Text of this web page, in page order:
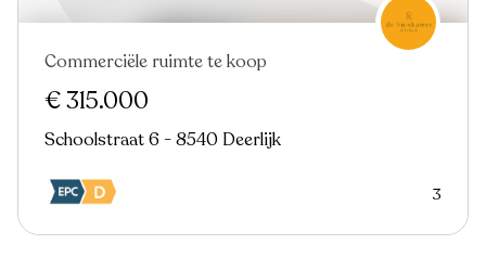
Commerciële ruimte te koop
€ 315.000
Schoolstraat 6 - 8540 Deerlijk
3